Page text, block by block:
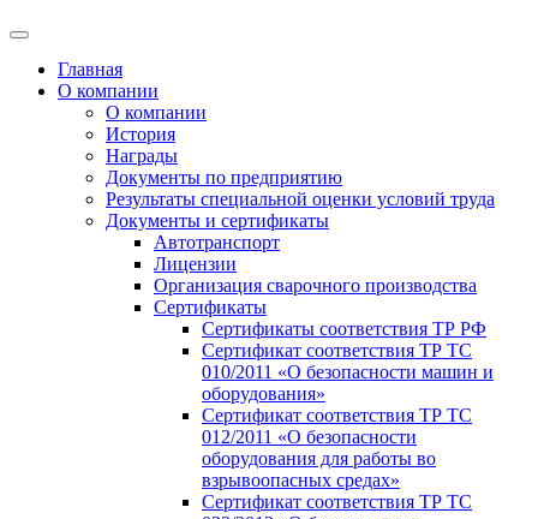
Главная
О компании
О компании
История
Награды
Документы по предприятию
Результаты специальной оценки условий труда
Документы и сертификаты
Автотранспорт
Лицензии
Организация сварочного производства
Cертификаты
Сертификаты соответствия ТР РФ
Сертификат соответствия ТР ТС
010/2011 «О безопасности машин и
оборудования»
Сертификат соответствия ТР ТС
012/2011 «О безопасности
оборудования для работы во
взрывоопасных средах»
Сертификат соответствия ТР ТС